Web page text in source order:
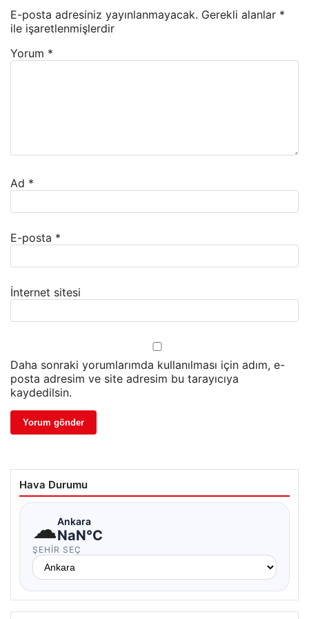
E-posta adresiniz yayınlanmayacak. Gerekli alanlar *
ile işaretlenmişlerdir
Yorum *
Ad *
E-posta *
İnternet sitesi
Daha sonraki yorumlarımda kullanılması için adım, e-
posta adresim ve site adresim bu tarayıcıya
kaydedilsin.
Hava Durumu
☁Ankara
NaN°C
ŞEHIR SEÇ